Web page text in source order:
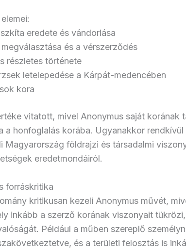
eredete és vándorlása
és a vérszerződés
részletes története
letelepedése a Kárpát-medencében
kora
vitatott, mivel Anonymus saját korának
a honfoglalás korába. Ugyanakkor
Magyarország földrajzi és társadalmi
eredetmondáiról.
forráskritika
kritikusan kezeli Anonymus művét,
inkább a szerző korának viszonyait
Például a műben szereplő
és a területi felosztás is